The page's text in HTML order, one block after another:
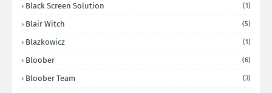
Black Screen Solution (1)
Blair Witch (5)
Blazkowicz (1)
Bloober (6)
Bloober Team (3)